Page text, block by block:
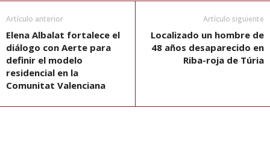
Artículo anterior
Elena Albalat fortalece el
diálogo con Aerte para
definir el modelo
residencial en la
Comunitat Valenciana
Artículo siguiente
Localizado un hombre de
48 años desaparecido en
Riba-roja de Túria